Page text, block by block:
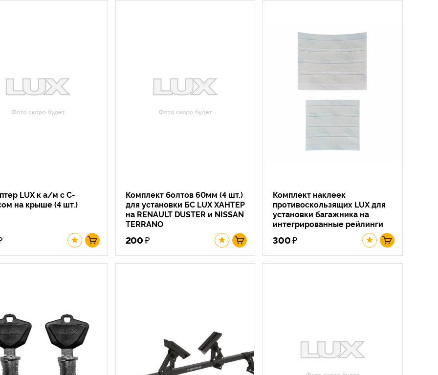
LUX к а/м с С-
на крыше (4 шт.)
Комплект болтов 60мм (4 шт.)
для установки БС LUX ХАНТЕР
на RENAULT DUSTER и NISSAN
TERRANO
200₽
Комплект наклеек
противоскользящих LUX для
установки багажника на
интегрированные рейлинги
300₽